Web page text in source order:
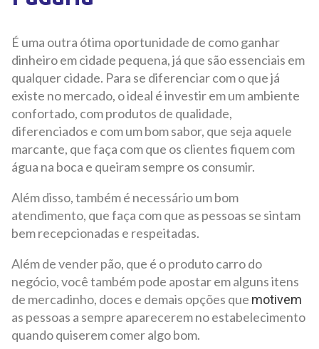
É uma outra ótima oportunidade de como ganhar
dinheiro em cidade pequena, já que são essenciais em
qualquer cidade. Para se diferenciar com o que já
existe no mercado, o ideal é investir em um ambiente
confortado, com produtos de qualidade,
diferenciados e com um bom sabor, que seja aquele
marcante, que faça com que os clientes fiquem com
água na boca e queiram sempre os consumir.
Além disso, também é necessário um bom
atendimento, que faça com que as pessoas se sintam
bem recepcionadas e respeitadas.
Além de vender pão, que é o produto carro do
negócio, você também pode apostar em alguns itens
de mercadinho, doces e demais opções que motivem
as pessoas a sempre aparecerem no estabelecimento
quando quiserem comer algo bom.